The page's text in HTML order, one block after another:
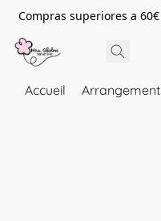
Compras superiores a 60€
Accueil